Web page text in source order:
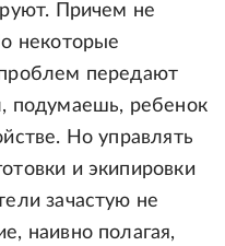
Причем не
некоторые
передают
подумаешь, ребенок
Но управлять
и экипировки
зачастую не
наивно полагая,